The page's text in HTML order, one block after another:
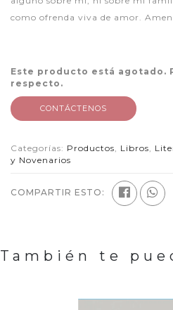
como ofrenda viva de amor.
Este producto está agotado.
respecto.
CONTÁCTENOS
Categorías: Productos, Libros,
y Novenarios
COMPARTIR ESTO:
También te